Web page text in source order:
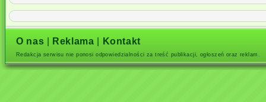
O nas Reklama Kontakt
Redakcja serwisu nie ponosi odpowiedzialności za treść publikacji, ogłoszeń oraz reklam.